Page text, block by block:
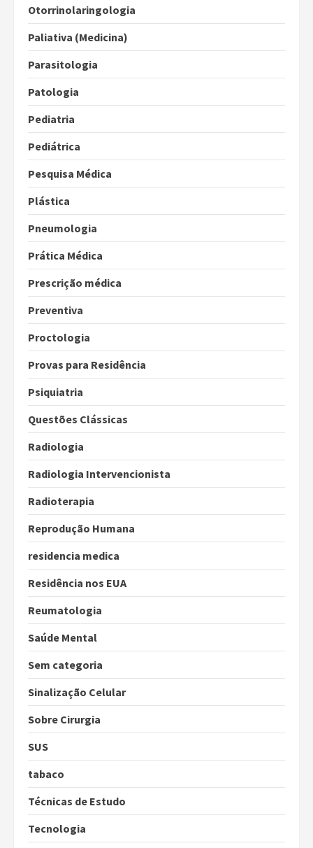
Otorrinolaringologia
Paliativa (Medicina)
Parasitologia
Patologia
Pediatria
Pediátrica
Pesquisa Médica
Plástica
Pneumologia
Prática Médica
Prescrição médica
Preventiva
Proctologia
Provas para Residência
Psiquiatria
Questões Clássicas
Radiologia
Radiologia Intervencionista
Radioterapia
Reprodução Humana
residencia medica
Residência nos EUA
Reumatologia
Saúde Mental
Sem categoria
Sinalização Celular
Sobre Cirurgia
SUS
tabaco
Técnicas de Estudo
Tecnologia